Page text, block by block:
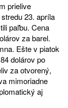
prielive
23. apríla
paľbu. Cena
za barel.
Ešte v piatok
dolárov po
za otvorený,
mimoriadne
aj